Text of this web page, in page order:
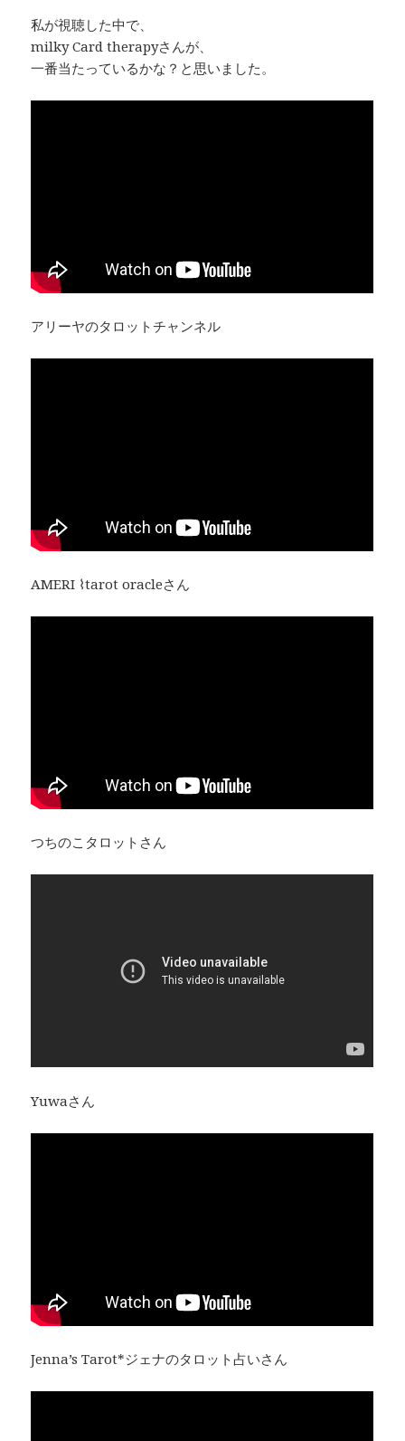
私が視聴した中で、
milky Card therapyさんが、
一番当たっているかな？と思いました。
アリーヤのタロットチャンネル
AMERI ⌇tarot oracleさん
つちのこタロットさん
Yuwaさん
Jenna’s Tarot*ジェナのタロット占いさん